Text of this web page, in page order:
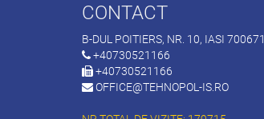
CONTACT
B-DUL POITIERS, NR. 10, IASI 700671
+40730521166
+40730521166
OFFICE@TEHNOPOL-IS.RO